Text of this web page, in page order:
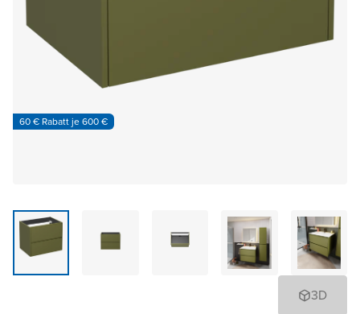
60 € Rabatt je 600 €
3D